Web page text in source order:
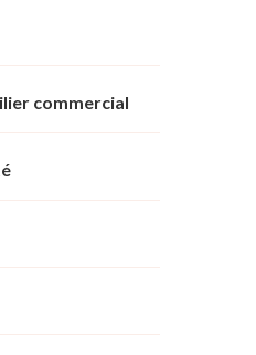
commercial